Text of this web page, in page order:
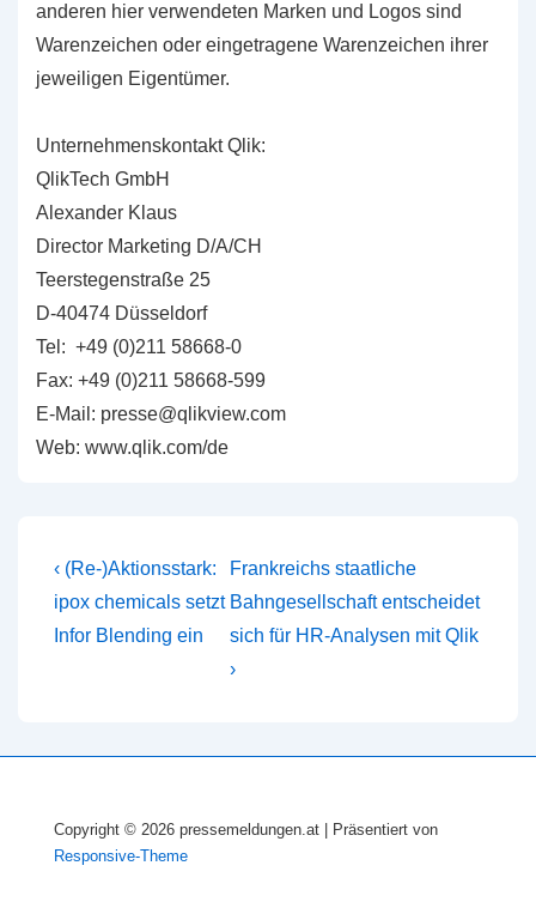
anderen hier verwendeten Marken und Logos sind
Warenzeichen oder eingetragene Warenzeichen ihrer
jeweiligen Eigentümer.
Unternehmenskontakt Qlik:
QlikTech GmbH
Alexander Klaus
Director Marketing D/A/CH
Teerstegenstraße 25
D-40474 Düsseldorf
Tel: +49 (0)211 58668-0
Fax: +49 (0)211 58668-599
E-Mail: presse@qlikview.com
Web: www.qlik.com/de
Beitragsnavigation
Vorheriger
Beitrag
ist
‹ (Re-)Aktionsstark:
ipox chemicals setzt
Infor Blending ein
Nächster
Beitrag
ist
Frankreichs staatliche
Bahngesellschaft entscheidet
sich für HR-Analysen mit Qlik
›
Copyright © 2026 pressemeldungen.at
| Präsentiert von
Responsive-Theme